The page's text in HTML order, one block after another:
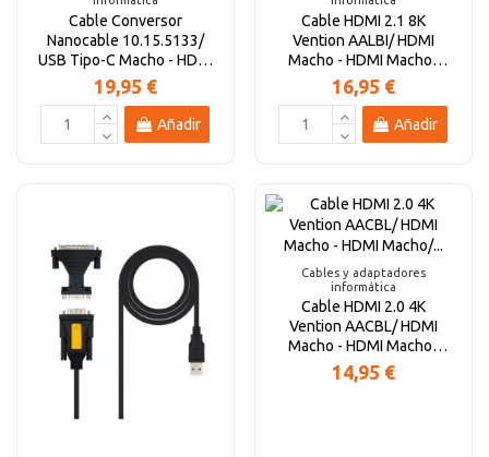
Cable Conversor
Nanocable 10.15.5133/
USB Tipo-C Macho - HDMI
Macho/ 3m/ Negro
19,95 €
Añadir
Cable HDMI 2.1 8K
Vention AALBI/ HDMI
Macho - HDMI Macho/
3m/ Gris y Negro
16,95 €
Añadir
Cables y adaptadores
informática
Cable HDMI 2.0 4K
Vention AACBL/ HDMI
Macho - HDMI Macho/
10m/ Negro
14,95 €